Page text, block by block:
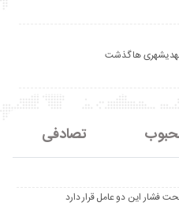
تصادفی
این دو عامل قرار دارد